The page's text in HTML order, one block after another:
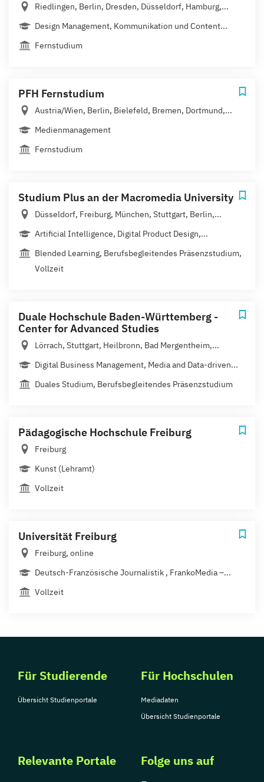
Riedlingen, Berlin, Dresden, Düsseldorf, Hamburg,...
Design Management, Kommunikation und Content...
Fernstudium
PFH Fernstudium
Austria/Wien, Berlin, Bielefeld, Bremen, Dortmund,...
Medienmanagement
Fernstudium
Studium Plus an der Macromedia University
Düsseldorf, Freiburg, München, Stuttgart, Berlin,...
Artificial Intelligence, Digital Product Design,...
Blended Learning, Berufsbegleitendes Präsenzstudium,
Vollzeit
Duale Hochschule Baden-Württemberg -
Center for Advanced Studies
Lörrach, Stuttgart, Heilbronn, Bad Mergentheim,...
Digital Business Management, Media and Data-driven...
Duales Studium, Berufsbegleitendes Präsenzstudium
Pädagogische Hochschule Freiburg
Freiburg
Kunst (Lehramt)
Vollzeit
Universität Freiburg
Freiburg, online
Deutsch-Französische Journalistik , FrankoMedia –...
Vollzeit
Für Studierende
Übersicht Studienportale
Für Hochschulen
Mediadaten
Übersicht Studienportale
Relevante Portale Folge uns auf